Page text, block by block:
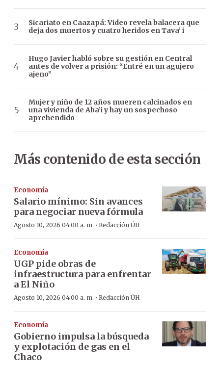
Sicariato en Caazapá: Video revela balacera que
deja dos muertos y cuatro heridos en Tava’ i
Hugo Javier habló sobre su gestión en Central
antes de volver a prisión: “Entré en un agujero
ajeno”
Mujer y niño de 12 años mueren calcinados en
una vivienda de Aba’i y hay un sospechoso
aprehendido
Más contenido de esta sección
Economía
Salario mínimo: Sin avances
para negociar nueva fórmula
Agosto 10, 2026 04:00 a. m. · Redacción ÚH
Economía
UGP pide obras de
infraestructura para enfrentar
a El Niño
Agosto 10, 2026 04:00 a. m. · Redacción ÚH
Economía
Gobierno impulsa la búsqueda
y explotación de gas en el
Chaco